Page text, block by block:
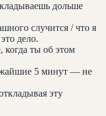
дольше
случится / что я
дело.
когда ты об этом
5 минут — не
эту